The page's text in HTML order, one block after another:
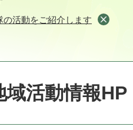
活動をご紹介します
活動情報HP